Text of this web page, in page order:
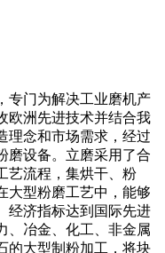
专门为解决工业磨机产
欧洲先进技术并结合我
理念和市场需求，经过
磨设备。立磨采用了合
艺流程，集烘干、粉
大型粉磨工艺中，能够
经济指标达到国际先进
、冶金、化工、非金属
的大型制粉加工，将块